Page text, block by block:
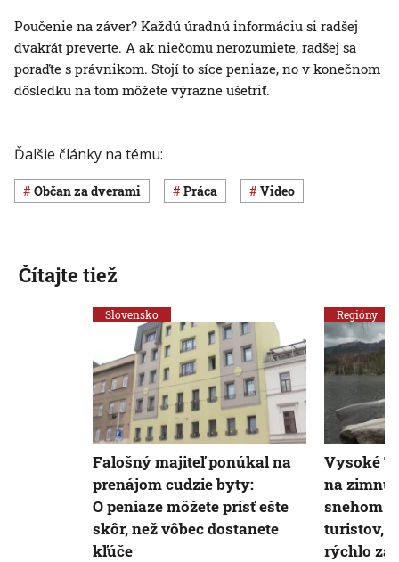
Poučenie na záver? Každú úradnú informáciu si radšej
dvakrát preverte. A ak niečomu nerozumiete, radšej sa
poraďte s právnikom. Stojí to síce peniaze, no v konečnom
dôsledku na tom môžete výrazne ušetriť.
Ďalšie články na tému:
Občan za dverami Práca Video
Čítajte tiež
Slovensko
Falošný majiteľ ponúkal na
prenájom cudzie byty:
O peniaze môžete prísť ešte
skôr, než vôbec dostanete
kľúče
Regióny
Vysoké
na zimnú
snehom
turistov,
rýchlo